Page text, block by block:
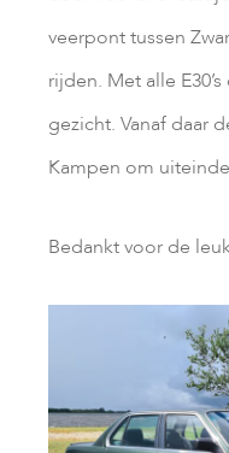
veerpont tussen
rijden. Met alle
gezicht. Vanaf daar
Kampen om
Bedankt voor de